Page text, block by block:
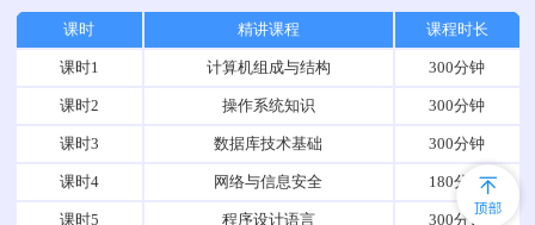
课时 精讲课程 课程时长
课时1 计算机组成与结构 300分钟
课时2 操作系统知识 300分钟
课时3 数据库技术基础 300分钟
课时4 网络与信息安全 180分钟
课时5 程序设计语言 300分钟